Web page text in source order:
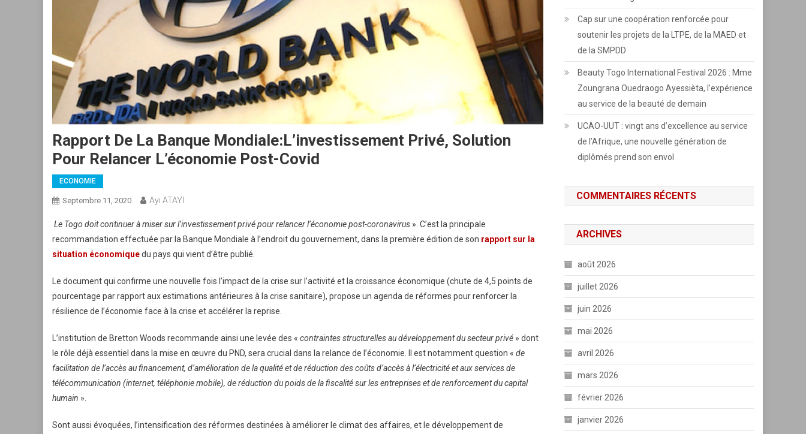
Rapport De La Banque Mondiale:L’investissement Privé, Solution
Pour Relancer L’économie Post-Covid
ECONOMIE
Septembre 11, 2020 Ayi ATAYI
Le Togo doit continuer à miser sur l’investissement privé pour relancer l’économie post-coronavirus ». C’est la principale
recommandation effectuée par la Banque Mondiale à l’endroit du gouvernement, dans la première édition de son rapport sur la
situation économiquedu pays qui vient d’être publié.
Le document qui confirme une nouvelle fois l’impact de la crise sur l’activité et la croissance économique (chute de 4,5 points de
pourcentage par rapport aux estimations antérieures à la crise sanitaire), propose un agenda de réformes pour renforcer la
résilience de l’économie face à la crise et accélérer la reprise.
L’institution de Bretton Woods recommande ainsi une levée des « contraintes structurelles au développement du secteur privé » dont
le rôle déjà essentiel dans la mise en œuvre du PND, sera crucial dans la relance de l’économie. Il est notamment question « de
facilitation de l’accès au financement, d’amélioration de la qualité et de réduction des coûts d’accès à l’électricité et aux services de
télécommunication (internet, téléphonie mobile), de réduction du poids de la fiscalité sur les entreprises et de renforcement du capital
humain ».
Sont aussi évoquées, l’intensification des réformes destinées à améliorer le climat des affaires, et le développement de
Cap sur une coopération renforcée pour
soutenir les projets de la LTPE, de la MAED et
de la SMPDD
Beauty Togo International Festival 2026 : Mme
Zoungrana Ouedraogo Ayessièta, l’expérience
au service de la beauté de demain
UCAO-UUT : vingt ans d’excellence au service
de l’Afrique, une nouvelle génération de
diplômés prend son envol
COMMENTAIRES RÉCENTS
ARCHIVES
août 2026
juillet 2026
juin 2026
mai 2026
avril 2026
mars 2026
février 2026
janvier 2026